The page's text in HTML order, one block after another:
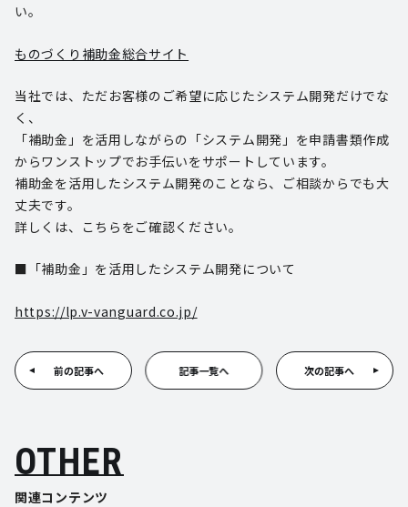
い。
ものづくり補助金総合サイト
当社では、ただお客様のご希望に応じたシステム開発だけでな
く、
「補助金」を活用しながらの「システム開発」を申請書類作成
からワンストップでお手伝いをサポートしています。
補助金を活用したシステム開発のことなら、ご相談からでも大
丈夫です。
詳しくは、こちらをご確認ください。
■「補助金」を活用したシステム開発について
https://lp.v-vanguard.co.jp/
前の記事へ 記事一覧へ 次の記事へ
OTHER
関連コンテンツ